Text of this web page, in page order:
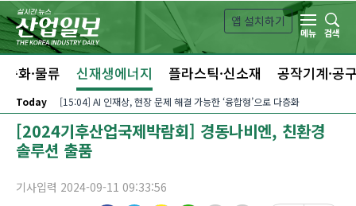
본문 바로가기
앱 설치하기
메뉴
검색
동화·물류 신재생에너지 플라스틱·신소재 공작기계·공
Today [15:04] AI 인재상, 현장 문제 해결 가능한 ‘융합형’으로 다층화
[2024기후산업국제박람회] 경동나비엔, 친환경
솔루션 출품
기사입력 2024-09-11 09:33:56